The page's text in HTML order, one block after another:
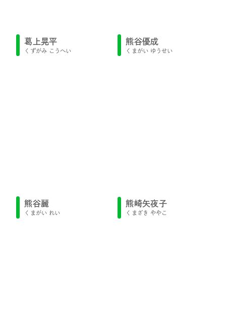
葛上晃平
くずがみ こうへい
熊谷優成
くまがい ゆうせい
熊谷麗
くまがい れい
熊崎矢夜子
くまざき ややこ